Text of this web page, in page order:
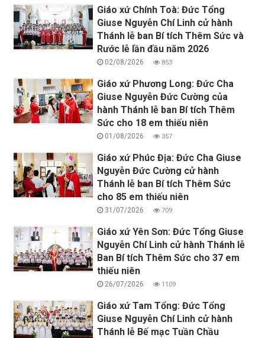
Giáo xứ Chính Toà: Đức Tổng
Giuse Nguyễn Chí Linh cử hành
Thánh lễ ban Bí tích Thêm Sức và
Rước lễ lần đầu năm 2026
02/08/2026 853
Giáo xứ Phương Long: Đức Cha
Giuse Nguyễn Đức Cường của
hành Thánh lễ ban Bí tích Thêm
Sức cho 18 em thiếu niên
01/08/2026 357
Giáo xứ Phúc Địa: Đức Cha Giuse
Nguyễn Đức Cường cử hành
Thánh lễ ban Bí tích Thêm Sức
cho 85 em thiếu niên
31/07/2026 709
Giáo xứ Yên Sơn: Đức Tổng Giuse
Nguyễn Chí Linh cử hành Thánh lễ
Ban Bí tích Thêm Sức cho 37 em
thiếu niên
26/07/2026 1109
Giáo xứ Tam Tổng: Đức Tổng
Giuse Nguyễn Chí Linh cử hành
Thánh lễ Bế mạc Tuần Chầu